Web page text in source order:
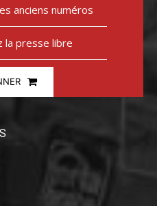
anciens numéros
la presse libre